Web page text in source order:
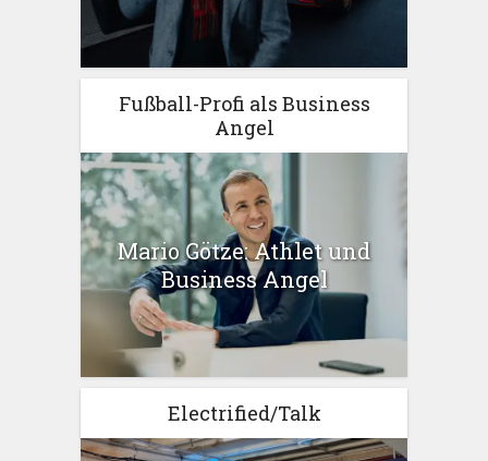
Fußball-Profi als Business
Angel
Mario Götze: Athlet und
Business Angel
Electrified/Talk